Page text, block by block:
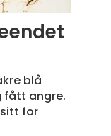
blå
fått angre.
for